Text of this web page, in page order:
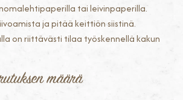
tai leivinpaperilla.
ja pitää keittiön siistinä.
on riittävästi tilaa työskennellä kakun
määrä